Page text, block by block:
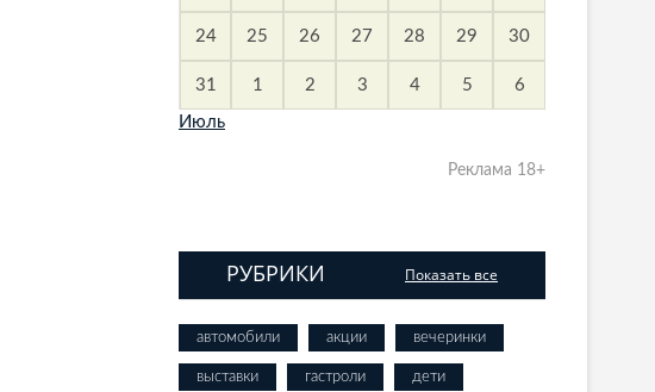
24 25 26 27 28 29 30
31 1 2 3 4 5 6
Июль
Реклама 18+
РУБРИКИ Показать все
автомобили акции вечеринки
выставки гастроли дети